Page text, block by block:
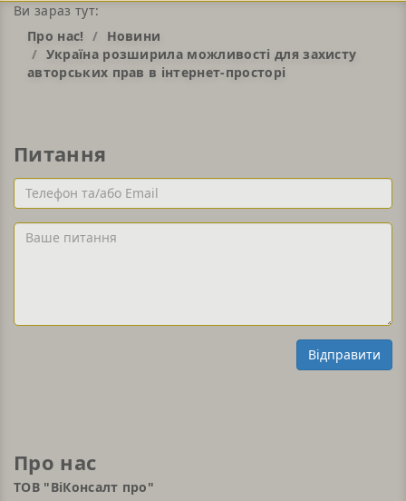
Ви зараз тут:
Про нас!
Новини
Україна розширила можливості для захисту
авторських прав в інтернет-просторі
Питання
Телефон
та/
або
Email
Ваше
питання
Відправити
Про нас
ТОВ "ВіКонсалт про"